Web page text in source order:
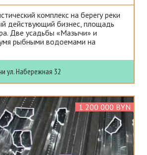
комплекс на берегу реки
действующий бизнес, площадь
Две усадьбы «Мазычи» и
рыбными водоемами на
ул. Набережная 32
1 200 000 BYN